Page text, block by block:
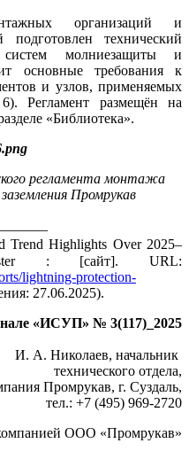
организаций и
подготовлен технический
молниезащиты и
основные требования к
и узлов, применяемых
Регламент размещён на
«Библиотека».
регламента монтажа
Промрукав
Trend Highlights Over 2025–
: [сайт]. URL:
lightning-protection-
27.06.2025).
«ИСУП» № 3(117)_2025
И. А. Николаев, начальник
технического отдела,
Промрукав, г. Суздаль,
тел.: +7 (495) 969‑2720
ООО «Промрукав»